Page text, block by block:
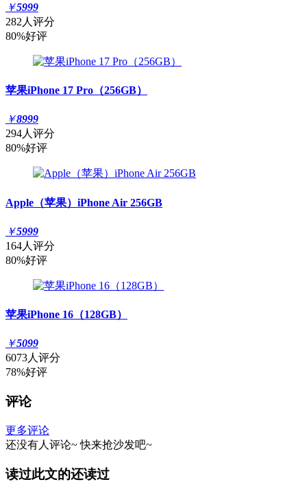
￥5999
282人评分
80%好评
苹果iPhone 17 Pro（256GB）
￥8999
294人评分
80%好评
Apple（苹果）iPhone Air 256GB
￥5999
164人评分
80%好评
苹果iPhone 16（128GB）
￥5099
6073人评分
78%好评
评论
更多评论
还没有人评论~ 快来抢沙发吧~
读过此文的还读过